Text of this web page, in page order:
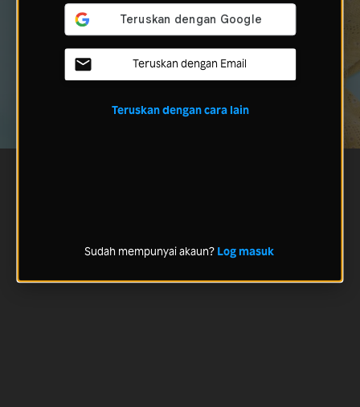
Teruskan dengan Email
Teruskan dengan cara lain
Sudah mempunyai akaun? Log masuk